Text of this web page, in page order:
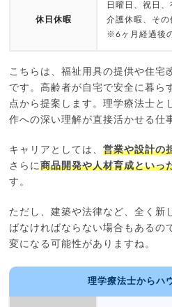
休日休暇
日曜日、祝日、
介護休暇、そ
※6ヶ月経過後
こちらは、福祉用具の提供や住宅
です。高齢者が自宅で安全に暮ら
点から提案します。理学療法士と
作への深い理解が直接活かせる仕
キャリアとしては、営業や設計の
さらに商品開発や人材育成といっ
す。
ただし、建築や法律など、全く新
ばなければならない場合もあるの
変になる可能性がありますね。
理学療法士からハ